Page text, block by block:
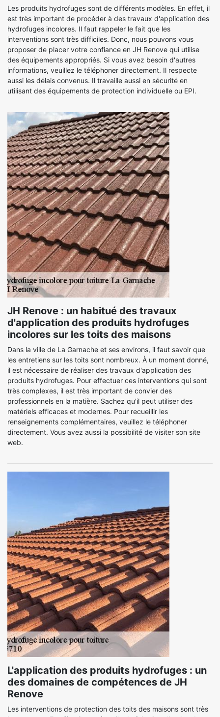
Les produits hydrofuges sont de différents modèles. En effet, il
est très important de procéder à des travaux d'application des
hydrofuges incolores. Il faut rappeler le fait que les
interventions sont très difficiles. Donc, nous pouvons vous
proposer de placer votre confiance en JH Renove qui utilise
des équipements appropriés. Si vous avez besoin d'autres
informations, veuillez le téléphoner directement. Il respecte
aussi les délais convenus. Il travaille aussi en sécurité en
utilisant des équipements de protection individuelle ou EPI.
JH Renove : un habitué des travaux
d'application des produits hydrofuges
incolores sur les toits des maisons
Dans la ville de La Garnache et ses environs, il faut savoir que
les entretiens sur les toits sont nombreux. À un moment donné,
il est nécessaire de réaliser des travaux d'application des
produits hydrofuges. Pour effectuer ces interventions qui sont
très complexes, il est très important de convier des
professionnels en la matière. Sachez qu'il peut utiliser des
matériels efficaces et modernes. Pour recueillir les
renseignements complémentaires, veuillez le téléphoner
directement. Vous avez aussi la possibilité de visiter son site
web.
L'application des produits hydrofuges : un
des domaines de compétences de JH
Renove
Les interventions de protection des toits des maisons sont très